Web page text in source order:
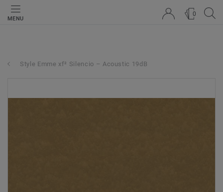
MENU
0
Style Emme xf² Silencio – Acoustic 19dB